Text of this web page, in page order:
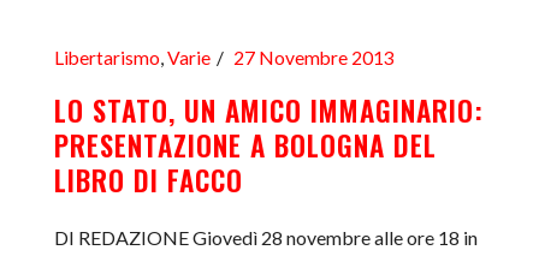
Libertarismo,Varie 27 Novembre 2013
LO STATO, UN AMICO IMMAGINARIO:
PRESENTAZIONE A BOLOGNA DEL
LIBRO DI FACCO
DI REDAZIONE Giovedì 28 novembre alle ore 18 in